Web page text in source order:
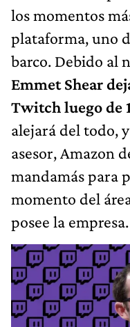
los momentos
plataforma, uno
barco. Debido al
Emmet Shear
Twitch luego de
alejará del todo,
asesor, Amazon
mandamás para
momento del
posee la empresa.